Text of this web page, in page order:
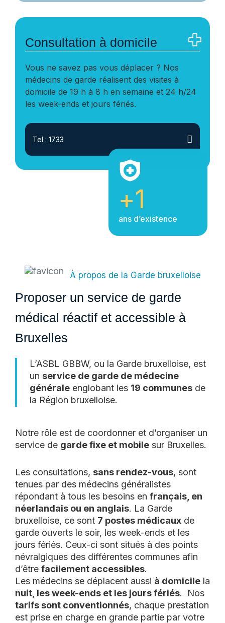
Consultation à domicile
Vous ne savez pas vous déplacer ? Nos
médecins de garde réalisent des visites à
domicile de 19 h à 8 h en semaine et 24 h/24
les week-ends et jours fériés.
Tel : 1733
+1
ans d’existence
À propos de la Garde bruxelloise
Proposer un service de garde
médical réactif et accessible à
Bruxelles
L’ASBL GBBW, ou la Garde bruxelloise, est
un service de garde de médecine
générale englobant les 19 communes de
la Région bruxelloise.
Notre rôle est de coordonner et d’organiser un
service de garde fixe et mobile sur Bruxelles.
Les consultations, sans rendez-vous, sont
tenues par des médecins généralistes
répondant à tous les besoins en français, en
néerlandais ou en anglais. La Garde
bruxelloise, ce sont 7 postes médicaux de
garde ouverts le soir, les week-ends et les
jours fériés. Ceux-ci sont situés à des points
névralgiques des différentes communes afin
d’être facilement accessibles.
Les médecins se déplacent aussi à domicile la
nuit, les week-ends et les jours fériés. Nos
tarifs sont conventionnés, chaque prestation
est prise en charge en grande partie par votre